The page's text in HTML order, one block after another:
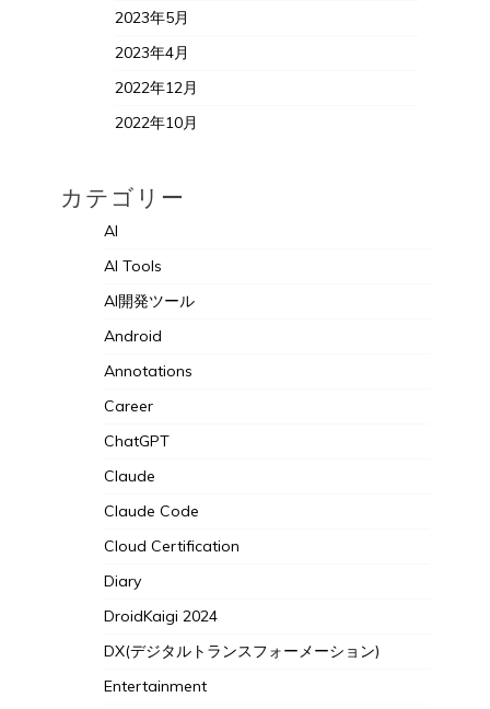
2023年5月
2023年4月
2022年12月
2022年10月
カテゴリー
AI
AI Tools
AI開発ツール
Android
Annotations
Career
ChatGPT
Claude
Claude Code
Cloud Certification
Diary
DroidKaigi 2024
DX(デジタルトランスフォーメーション)
Entertainment